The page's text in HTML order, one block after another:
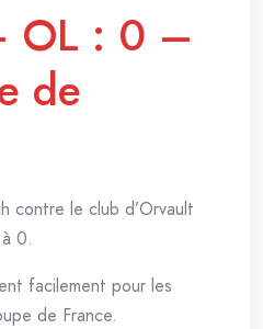
OL : 0 –
de
contre le club d’Orvault
0.
facilement pour les
de France.